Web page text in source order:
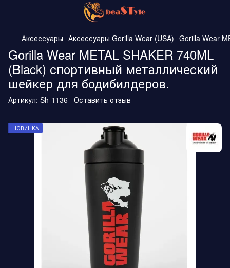
Аксессуары Аксессуары Gorilla Wear (USA) Gorilla Wear
Gorilla Wear METAL SHAKER 740ML
(Black) спортивный металлический
шейкер для бодибилдеров.
Артикул: Sh-1136 Оставить отзыв
НОВИНКА